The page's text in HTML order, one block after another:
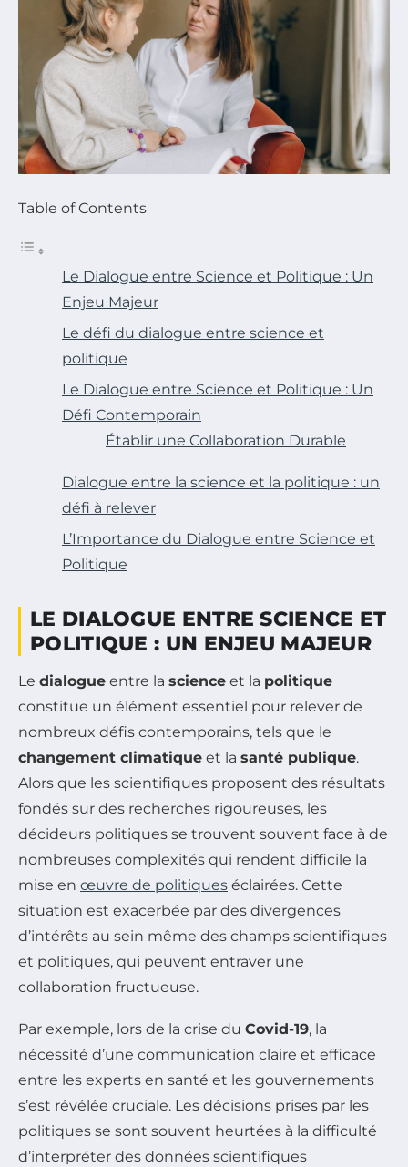
Table of Contents
Le Dialogue entre Science et Politique : Un
Enjeu Majeur
Le défi du dialogue entre science et
politique
Le Dialogue entre Science et Politique : Un
Défi Contemporain
Établir une Collaboration Durable
Dialogue entre la science et la politique : un
défi à relever
L’Importance du Dialogue entre Science et
Politique
LE DIALOGUE ENTRE SCIENCE ET
POLITIQUE : UN ENJEU MAJEUR
Le dialogue entre la science et la politique
constitue un élément essentiel pour relever de
nombreux défis contemporains, tels que le
changement climatique et la santé publique.
Alors que les scientifiques proposent des résultats
fondés sur des recherches rigoureuses, les
décideurs politiques se trouvent souvent face à de
nombreuses complexités qui rendent difficile la
mise en œuvre de politiques éclairées. Cette
situation est exacerbée par des divergences
d’intérêts au sein même des champs scientifiques
et politiques, qui peuvent entraver une
collaboration fructueuse.
Par exemple, lors de la crise du Covid-19, la
nécessité d’une communication claire et efficace
entre les experts en santé et les gouvernements
s’est révélée cruciale. Les décisions prises par les
politiques se sont souvent heurtées à la difficulté
d’interpréter des données scientifiques